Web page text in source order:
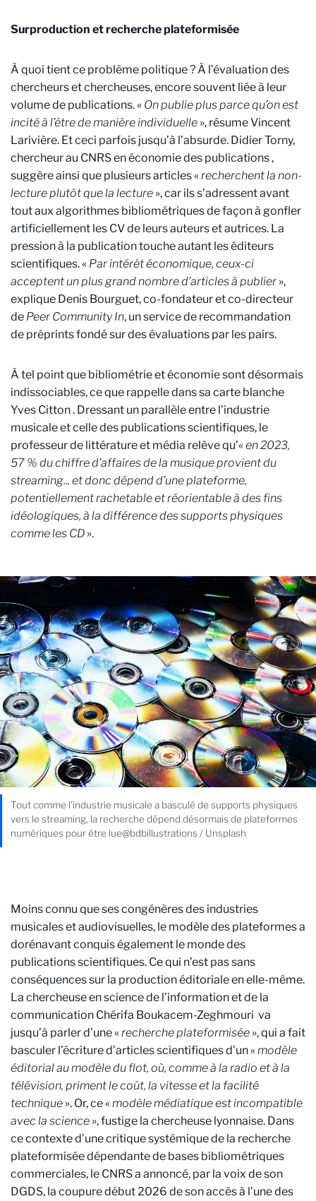
Surproduction et recherche plateformisée
À quoi tient ce problème politique ? À l’évaluation des
chercheurs et chercheuses, encore souvent liée à leur
volume de publications. « On publie plus parce qu’on est
incité à l’être de manière individuelle », résume Vincent
Larivière. Et ceci parfois jusqu’à l’absurde. Didier Torny,
chercheur au CNRS en économie des publications ,
suggère ainsi que plusieurs articles «recherchent la non-
lecture plutôt que la lecture », car ils s’adressent avant
tout aux algorithmes bibliométriques de façon à gonfler
artificiellement les CV de leurs auteurs et autrices. La
pression à la publication touche autant les éditeurs
scientifiques. « Par intérêt économique, ceux-ci
acceptent un plus grand nombre d’articles à publier »,
explique Denis Bourguet, co-fondateur et co-directeur
de Peer Community In, un service de recommandation
de préprints fondé sur des évaluations par les pairs.
À tel point que bibliométrie et économie sont désormais
indissociables, ce que rappelle dans sa carte blanche
Yves Citton. Dressant un parallèle entre l’industrie
musicale et celle des publications scientifiques, le
professeur de littérature et média relève qu’«en 2023,
57 % du chiffre d’affaires de la musique provient du
streaming... et donc dépend d’une plateforme,
potentiellement rachetable et réorientable à des fins
idéologiques, à la différence des supports physiques
comme les CD ».
Tout comme l'industrie musicale a basculé de supports physiques
vers le streaming, la recherche dépend désormais de plateformes
numériques pour être lue@bdbillustrations / Unsplash
Moins connu que ses congénères des industries
musicales et audiovisuelles, le modèle des plateformes a
dorénavant conquis également le monde des
publications scientifiques. Ce qui n’est pas sans
conséquences sur la production éditoriale en elle-même.
La chercheuse en science de l’information et de la
communication Chérifa Boukacem-Zeghmouri va
jusqu’à parler d’une « recherche plateformisée », qui a fait
basculer l’écriture d’articles scientifiques d’un « modèle
éditorial au modèle du flot, où, comme à la radio et à la
télévision, priment le coût, la vitesse et la facilité
technique ». Or, ce « modèle médiatique est incompatible
avec la science », fustige la chercheuse lyonnaise. Dans
ce contexte d’une critique systémique de la recherche
plateformisée dépendante de bases bibliométriques
commerciales, le CNRS a annoncé, par la voix de son
DGDS, la coupure début 2026 de son accès à l’une des